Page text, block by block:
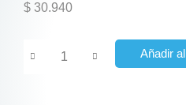
$ 30.940
Añadir